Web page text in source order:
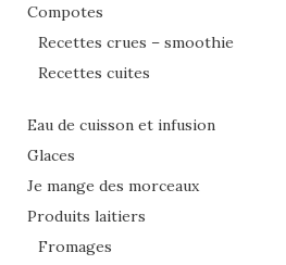
Compotes
Recettes crues – smoothie
Recettes cuites
Eau de cuisson et infusion
Glaces
Je mange des morceaux
Produits laitiers
Fromages